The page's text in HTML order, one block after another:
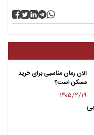
الان زمان مناسبی برای خرید
مسکن است؟
۱۴۰۵/۲/۱۹